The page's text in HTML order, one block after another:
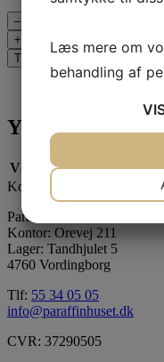
–
+
Tilføj til kurv
Yderligere
Vægt
0,05 kg
Kontaktinformation
Paraffinhuset A/S
Kontor: Orevej 211
Lager: Tandhjulet 5
4760 Vordingborg
Tlf: 55 34 05 05
info@paraffinhuset.dk
CVR: 37290505
Læs mere om
behandling af
MARKETING